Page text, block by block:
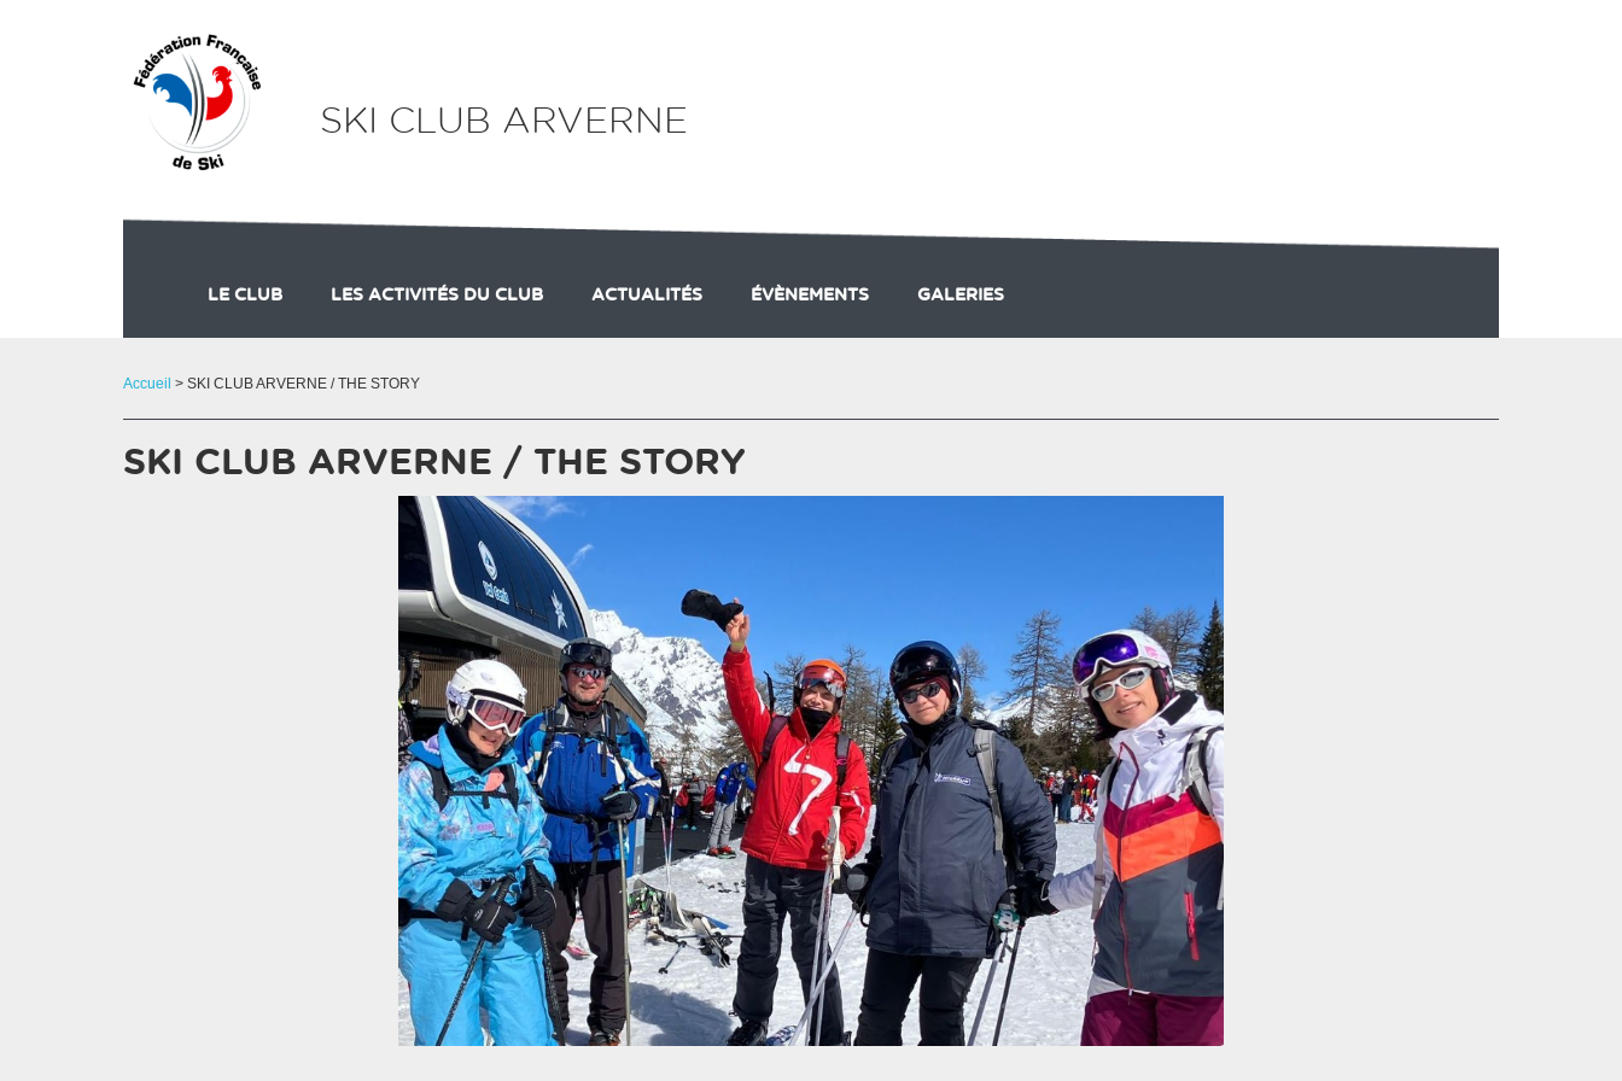
SKI CLUB ARVERNE
LE CLUB LES ACTIVITÉS DU CLUB ACTUALITÉS ÉVÈNEMENTS GALERIES
Accueil > SKI CLUB ARVERNE / THE STORY
SKI CLUB ARVERNE / THE STORY